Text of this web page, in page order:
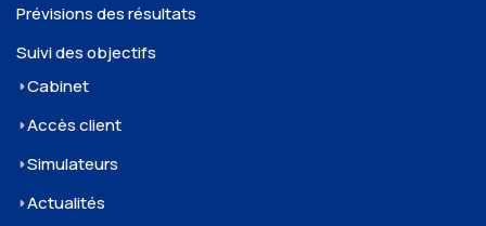
Prévisions des résultats
Suivi des objectifs
Cabinet
Accès client
Simulateurs
Actualités